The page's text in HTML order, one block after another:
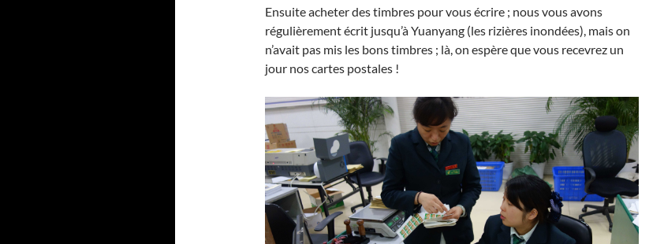
Ensuite acheter des timbres pour vous écrire ; nous vous avons
régulièrement écrit jusqu’à Yuanyang (les rizières inondées), mais on
n’avait pas mis les bons timbres ; là, on espère que vous recevrez un
jour nos cartes postales !